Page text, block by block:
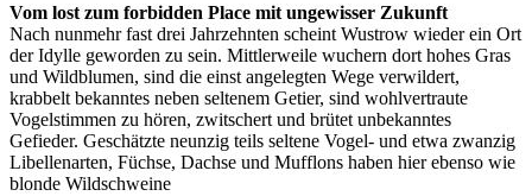
Vom lost zum forbidden Place mit ungewisser Zukunft
Nach nunmehr fast drei Jahrzehnten scheint Wustrow wieder ein Ort
der Idylle geworden zu sein. Mittlerweile wuchern dort hohes Gras
und Wildblumen, sind die einst angelegten Wege verwildert,
krabbelt bekanntes neben seltenem Getier, sind wohlvertraute
Vogelstimmen zu hören, zwitschert und brütet unbekanntes
Gefieder. Geschätzte neunzig teils seltene Vogel- und etwa zwanzig
Libellenarten, Füchse, Dachse und Mufflons haben hier ebenso wie
blonde Wildschweine